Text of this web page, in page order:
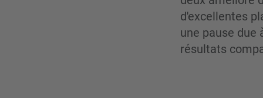
d'excellentes
une pause due
résultats